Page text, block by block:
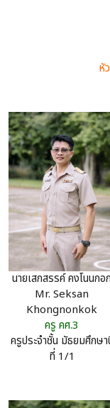
หั
นายเสกสรรค์ คงโนนกอก
Mr. Seksan
Khongnonkok
ครู คศ.3
ครูประจำชั้น มัธยมศึกษ
ที่ 1/1